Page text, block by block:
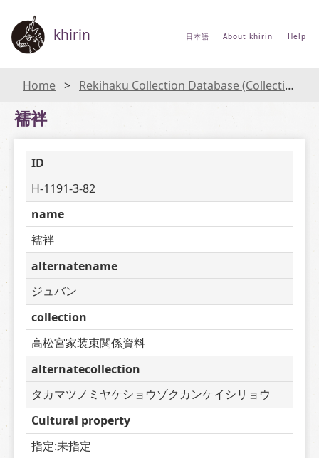
khirin 日本語 About khirin Help
Home Rekihaku Collection Database (Collections Database of the National Museum of Japanese History)
襦袢
ID
H-1191-3-82
name
襦袢
alternatename
ジュバン
collection
高松宮家装束関係資料
alternatecollection
タカマツノミヤケショウゾクカンケイシリョウ
Cultural property
指定:未指定